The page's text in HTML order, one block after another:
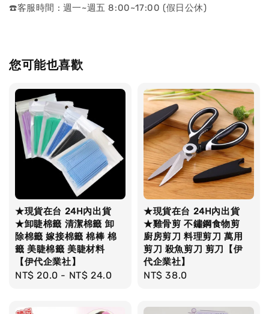
☎️客服時間 : 週一~週五 8:00~17:00 (假日公休)
您可能也喜歡
★現貨在台 24H內出貨
★卸睫棉籤 清潔棉籤 卸
除棉籤 嫁接棉籤 棉棒 棉
籤 美睫棉籤 美睫材料
【伊代企業社】
Regular
NT$ 20.0 - NT$ 24.0
★現貨在台 24H內出貨
★雞骨剪 不鏽鋼食物剪
廚房剪刀 料理剪刀 萬用
剪刀 殺魚剪刀 剪刀【伊
代企業社】
Regular
NT$ 38.0